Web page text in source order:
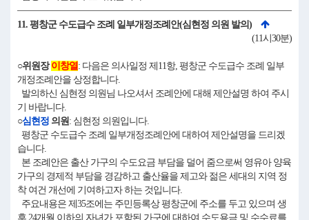
11. 평창군 수도급수 조례 일부개정조례안(심현정 의원 발의)
(11시30분)
○위원장이창열: 다음은 의사일정 제11항, 평창군 수도급수 조례 일부
개정조례안을 상정합니다.
발의하신 심현정 의원님 나오셔서 조례안에 대해 제안설명 하여 주시
기 바랍니다.
○심현정 의원: 심현정 의원입니다.
평창군 수도급수 조례 일부개정조례안에 대하여 제안설명을 드리겠
습니다.
본 조례안은 출산 가구의 수도요금 부담을 덜어 줌으로써 영유아 양육
가구의 경제적 부담을 경감하고 출산율을 제고와 젊은 세대의 지역 정
착 여건 개선에 기여하고자 하는 것입니다.
주요내용은 제35조에는 주민등록상 평창군에 주소를 두고 있으며 생
후 24개월 이하의 자녀가 포함된 가구에 대하여 수도용금 및 수수료를